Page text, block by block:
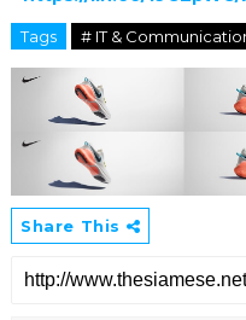
Tags # IT &
Share This